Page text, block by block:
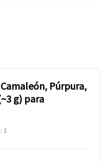
Púrpura,
g) para
1